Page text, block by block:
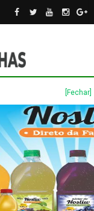
[Fechar]
comemora
de 12 torres